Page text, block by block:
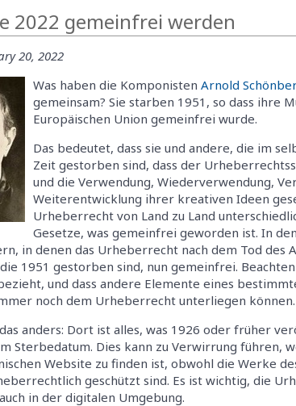
2022 gemeinfrei werden
20, 2022
Was haben die Komponisten Arnold
gemeinsam? Sie starben 1951, so dass ihre
Europäischen Union gemeinfrei wurde.
Das bedeutet, dass sie und andere, die im
Zeit gestorben sind, dass der
und die Verwendung, Wiederverwendung,
Weiterentwicklung ihrer kreativen Ideen
Urheberrecht von Land zu Land
Gesetze, was gemeinfrei geworden ist. In
in denen das Urheberrecht nach dem Tod des
1951 gestorben sind, nun gemeinfrei.
und dass andere Elemente eines
noch dem Urheberrecht unterliegen können.
anders: Dort ist alles, was 1926 oder früher
Sterbedatum. Dies kann zu Verwirrung führen,
Website zu finden ist, obwohl die Werke
geschützt sind. Es ist wichtig, die
in der digitalen Umgebung.